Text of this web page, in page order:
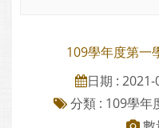
109學年度第一
日期 : 2021-
分類 : 109學年